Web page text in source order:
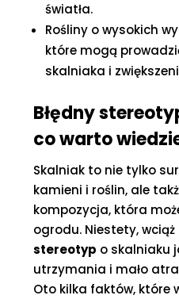
światła.
Rośliny o wysokich
które mogą
skalniaka i
Błędny
co warto
Skalniak to nie tylko
kamieni i roślin, ale
kompozycja, która
ogrodu. Niestety, wciąż
stereotyp o skalniaku
utrzymania i mało
Oto kilka faktów, które